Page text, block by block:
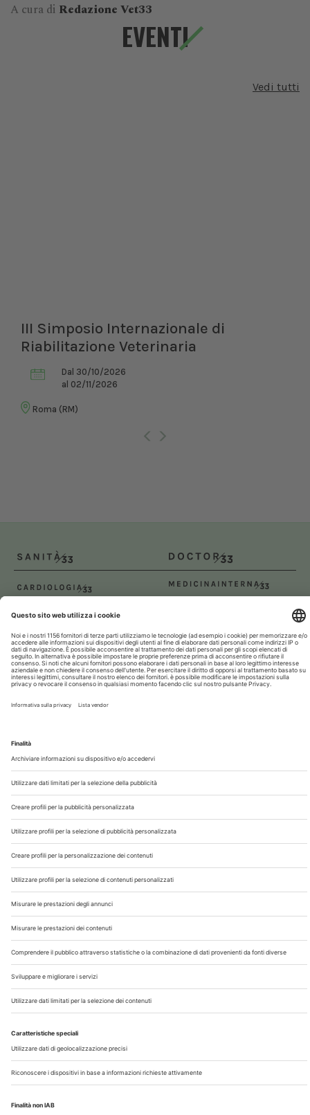
A cura di Redazione Vet33
EVENTI
Vedi tutti
III Simposio Internazionale di
Riabilitazione Veterinaria
Dal 30/10/2026
al 02/11/2026
Roma (RM)
Chi Siamo
Contatti
Note Legali
Privacy
| Tel. 02/881841 | Sede legale: Viale Enrico Forlanini 21 -
20134 Milano (Italy)
Registrazione Tribunale di Milano n° 5578/2022 del
5/05/2022